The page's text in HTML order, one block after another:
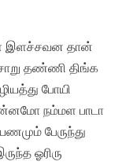
இளச்சவன தான்
சோறு தண்ணி திங்க
போயி
நம்மள பாடா
பேருந்து
ஓரிரு